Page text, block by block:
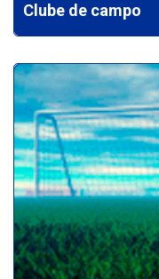
Clube de campo